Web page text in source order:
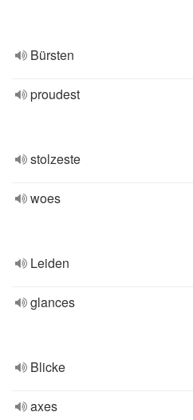
Bürsten
proudest
stolzeste
woes
Leiden
glances
Blicke
axes